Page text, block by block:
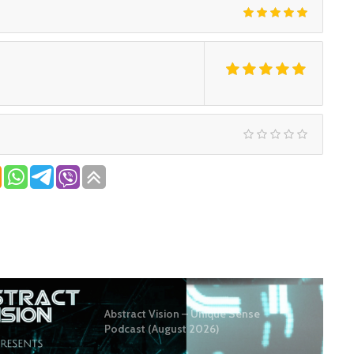
Abstract Vision – Unique Sense
Podcast (August 2026)